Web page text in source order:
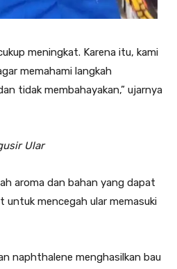
meningkat. Karena itu, kami
memahami langkah
tidak membahayakan,” ujarnya
Ular
aroma dan bahan yang dapat
untuk mencegah ular memasuki
naphthalene menghasilkan bau